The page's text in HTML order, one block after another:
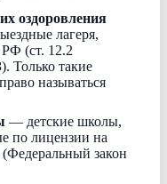
оздоровления
лагеря,
(ст. 12.2
Только такие
называться
— детские школы,
по лицензии на
(Федеральный закон